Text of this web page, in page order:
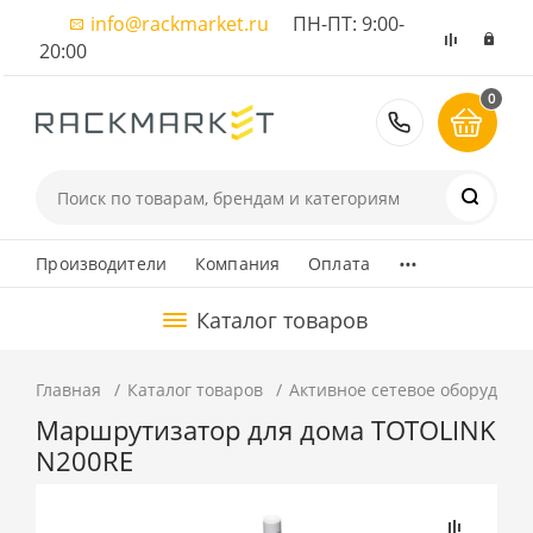
info@rackmarket.ru ПН-ПТ: 9:00-
20:00
8 (495)
0
Производители Компания Оплата ...
Каталог товаров
Главная Каталог товаров Активное сетевое
Маршрутизатор для дома TOTOLINK
N200RE